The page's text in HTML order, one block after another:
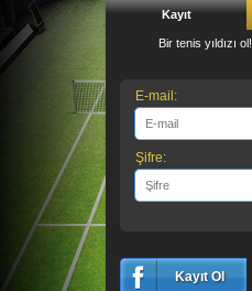
Kayıt
Bir tenis yıldızı ol!
E-mail:
Şifre:
Kayıt Ol